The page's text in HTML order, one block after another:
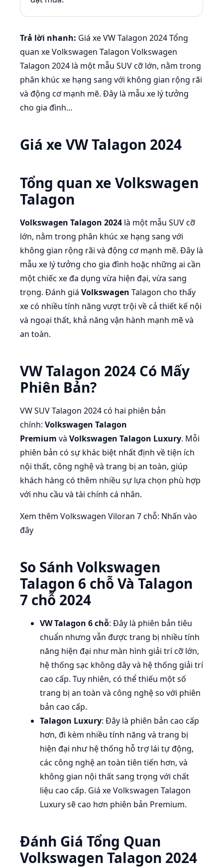
Trả lời nhanh: Giá xe VW Talagon 2024 Tổng
quan xe Volkswagen Talagon Volkswagen
Talagon 2024 là một mẫu SUV cỡ lớn, nằm trong
phân khúc xe hạng sang với không gian rộng rãi
và động cơ mạnh mẽ. Đây là mẫu xe lý tưởng
cho gia đình…
Giá xe VW Talagon 2024
Tổng quan xe Volkswagen
Talagon
Volkswagen Talagon 2024 là một mẫu SUV cỡ
lớn, nằm trong phân khúc xe hạng sang với
không gian rộng rãi và động cơ mạnh mẽ. Đây là
mẫu xe lý tưởng cho gia đình hoặc những ai cần
một chiếc xe đa dụng vừa hiện đại, vừa sang
trọng. Đánh giá Volkswagen Talagon cho thấy
xe có nhiều tính năng vượt trội về cả thiết kế nội
và ngoại thất, khả năng vận hành mạnh mẽ và
an toàn.
VW Talagon 2024 Có Mấy
Phiên Bản?
VW SUV Talagon 2024 có hai phiên bản
chính: Volkswagen Talagon
Premium và Volkswagen Talagon Luxury. Mỗi
phiên bản có sự khác biệt nhất định về tiện ích
nội thất, công nghệ và trang bị an toàn, giúp
khách hàng có thêm nhiều sự lựa chọn phù hợp
với nhu cầu và tài chính cá nhân.
Xem thêm Volkswagen Viloran 7 chỗ: Nhấn vào
đây
So Sánh Volkswagen
Talagon 6 chỗ Và Talagon
7 chỗ 2024
VW Talagon 6 chỗ: Đây là phiên bản tiêu
chuẩn nhưng vẫn được trang bị nhiều tính
năng hiện đại như màn hình giải trí cỡ lớn,
hệ thống sạc không dây và hệ thống giải trí
cao cấp. Tuy nhiên, có thể thiếu một số
trang bị an toàn và công nghệ so với phiên
bản cao cấp.
Talagon Luxury: Đây là phiên bản cao cấp
hơn, đi kèm nhiều tính năng và trang bị
hiện đại như hệ thống hỗ trợ lái tự động,
các công nghệ an toàn tiên tiến hơn, và
không gian nội thất sang trọng với chất
liệu cao cấp. Giá xe Volkswagen Talagon
Luxury sẽ cao hơn phiên bản Premium.
Đánh Giá Tổng Quan
Volkswagen Talagon 2024